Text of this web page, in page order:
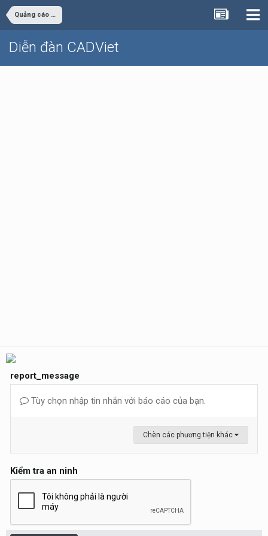
Quảng cáo - rao vặt
Diễn đàn CADViet
report_message
Tùy chọn nhập tin nhắn với báo cáo của bạn.
Chèn các phương tiện khác
Kiểm tra an ninh